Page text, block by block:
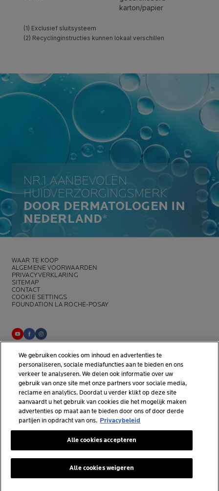
NR.1 AANBEVOLEN
HUIDVERZORGINGSMERK
DOOR DERMATOLOGEN IN
NEDERLAND*
WAAR TE KOOP
ALGEMENE VOORWAARDEN
PRIVACYVERKLARING
SITEMAP
CONTACT
COOKIE SETTINGS
FOUNDATION LA ROCHE-POSAY
La Roche-Posay Laboratoire Dermatologique CAI
86270 La Roche-Posay France
consumercareNL@loreal.com
*Onderzoek uitgevoerd binnen de dermo-cosmetische
huidverzorgingsmarkt door APLUSA en haar partners van januari tot
We gebruiken cookies om inhoud en advertenties te
personaliseren, sociale mediafuncties aan te bieden en ons
verkeer te analyseren. We delen ook informatie over uw
gebruik van onze site met onze partners voor sociale media,
reclame en analytics. Doordat u verder klikt op deze site
aanvaardt u het gebruik van cookies die het mogelijk maken
advertenties op maat aan te bieden door ons of door derde
partijen in opdracht van ons. Privacybeleid
Alle cookies weigeren
Alle cookies accepteren